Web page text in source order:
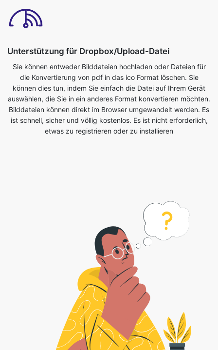
Unterstützung für Dropbox/Upload-Datei
Sie können entweder Bilddateien hochladen oder Dateien für
auswählen, die Sie in ein anderes Format konvertieren möchten.
Bilddateien können direkt im Browser umgewandelt werden. Es
ist schnell, sicher und völlig kostenlos. Es ist nicht erforderlich,
etwas zu registrieren oder zu installieren